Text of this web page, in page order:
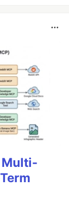
Multi-